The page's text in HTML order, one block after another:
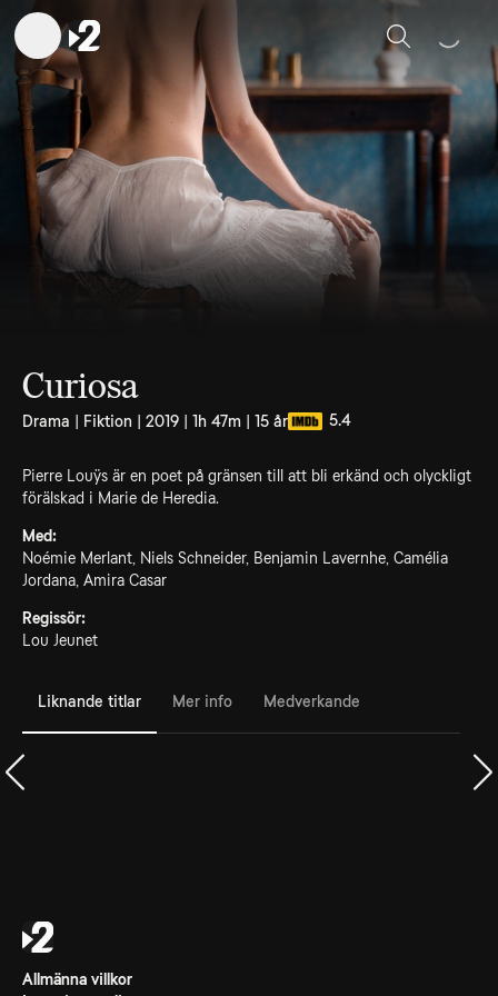
Sök
Curiosa
Drama | Fiktion | 2019 | 1h 47m | 15 år 5.4
Pierre Louÿs är en poet på gränsen till att bli erkänd och olyckligt
förälskad i Marie de Heredia.
Med:
Noémie Merlant, Niels Schneider, Benjamin Lavernhe, Camélia
Jordana, Amira Casar
Regissör:
Lou Jeunet
Liknande titlar Mer info Medverkande
Allmänna villkor